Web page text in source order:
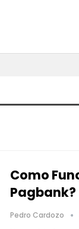
Como
Pagbank?
Pedro Cardozo